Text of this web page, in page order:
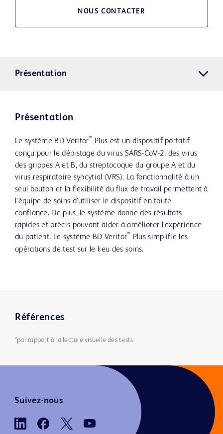
NOUS CONTACTER
Présentation
Présentation
Le système BD Veritor™ Plus est un dispositif portatif
conçu pour le dépistage du virus SARS-CoV-2, des virus
des grippes A et B, du streptocoque du groupe A et du
virus respiratoire syncytial (VRS). La fonctionnalité à un
seul bouton et la flexibilité du flux de travail permettent à
l’équipe de soins d’utiliser le dispositif en toute
confiance. De plus, le système donne des résultats
rapides et précis pouvant aider à améliorer l’expérience
du patient. Le système BD Veritor™ Plus simplifie les
opérations de test sur le lieu des soins.
Références
*par rapport à la lecture visuelle des tests
Suivez-nous